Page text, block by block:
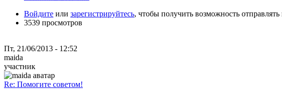
Войдите или зарегистрируйтесь, чтобы получить возможность
3539 просмотров
Пт, 21/06/2013 - 12:52
maida
участник
Re: Помогите советом!